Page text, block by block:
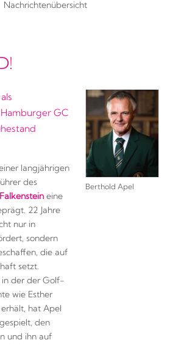
Nachrichtenübersicht
GC
langjährigen
des
eine
22 Jahre
nur in
sondern
die auf
setzt.
in der der Golf-
wie Esther
hat Apel
den
und ihn auf
Berthold Apel